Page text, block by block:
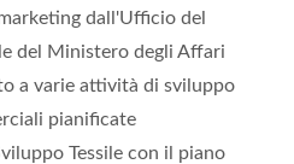
dall'Ufficio del
del Ministero degli Affari
a varie attività di sviluppo
pianificate
Tessile con il piano